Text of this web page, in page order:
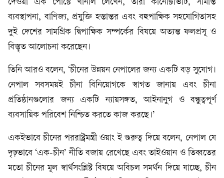
দেওয়া এক পোস্টে খানাল লেখেন, তারা কানেক্টিভিটি, সীমান্ত
ব্যবস্থাপনা, বাণিজ্য, প্রযুক্তি হস্তান্তর এবং বহুপাক্ষিক সহযোগিতাসহ
দুই দেশের সামগ্রিক দ্বিপাক্ষিক সম্পর্কের বিষয়ে অত্যন্ত ফলপ্রসূ ও
বিস্তৃত আলোচনা করেছেন।
তিনি আরও বলেন, ‘চীনের উন্নয়ন নেপালের জন্য একটি বড় সুযোগ।
নেপাল সবসময়ই চীনা বিনিয়োগকে স্বাগত জানায় এবং চীনা
প্রতিষ্ঠানগুলোর জন্য একটি ন্যায়সঙ্গত, আইনানুগ ও বন্ধুত্বপূর্ণ
ব্যবসায়িক পরিবেশ নিশ্চিত করতে কাজ করছে।’
একইভাবে চীনের পররাষ্ট্রমন্ত্রী ওয়াং ই গুরুত্ব দিয়ে বলেন, নেপাল যে
দৃঢ়ভাবে ‘এক-চীন’ নীতি বজায় রেখেছে এবং তাইওয়ান ও তিব্বতের
মতো চীনের মূল স্বার্থসংশ্লিষ্ট বিষয়ে অবিচল সমর্থন দিয়ে যাচ্ছে, চীন